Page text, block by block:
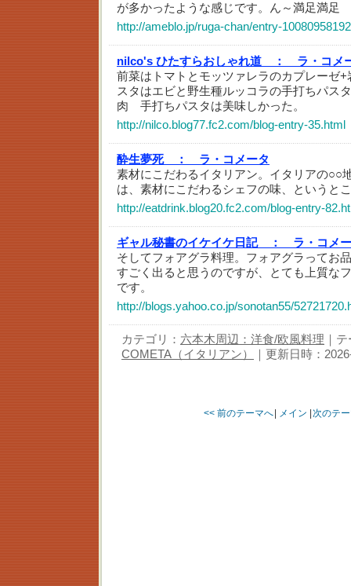
が多かったような感じです。ん～満足満足
http://ameblo.jp/ruga-chan/entry-
nilco's ひたすらおしゃれ道 ：
ラ・コメ
前菜はトマトとモッツァレラのカプレーゼ
スタはエビと野生種ルッコラの手打ちパス
肉 手打ちパスタは美味しかった。
http://nilco.blog77.fc2.com/blog-entry-35.html
酔生夢死 ：
ラ・コメータ
素材にこだわるイタリアン。イタリアの○○
は、素材にこだわるシェフの味、というと
http://eatdrink.blog20.fc2.com/blog-entry-
ギャル秘書のイケイケ日記 ：
ラ・コメ
そしてフォアグラ料理。フォアグラってお
すごく出ると思うのですが、とても上質な
です。
http://blogs.yahoo.co.jp/sonotan55/
カテゴリ： 六本木周辺：洋食/欧風料理 ｜
COMETA（イタリアン）
｜更新日時：
<< 前のテーマへ メイン 次のテ